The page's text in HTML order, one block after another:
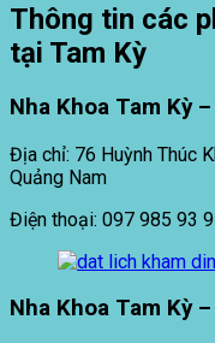
Thông tin các
tại Tam Kỳ
Nha Khoa Tam Kỳ
Địa chỉ: 76 Huỳnh Thúc
Quảng Nam
Điện thoại: 097 985 93
Nha Khoa Tam Kỳ